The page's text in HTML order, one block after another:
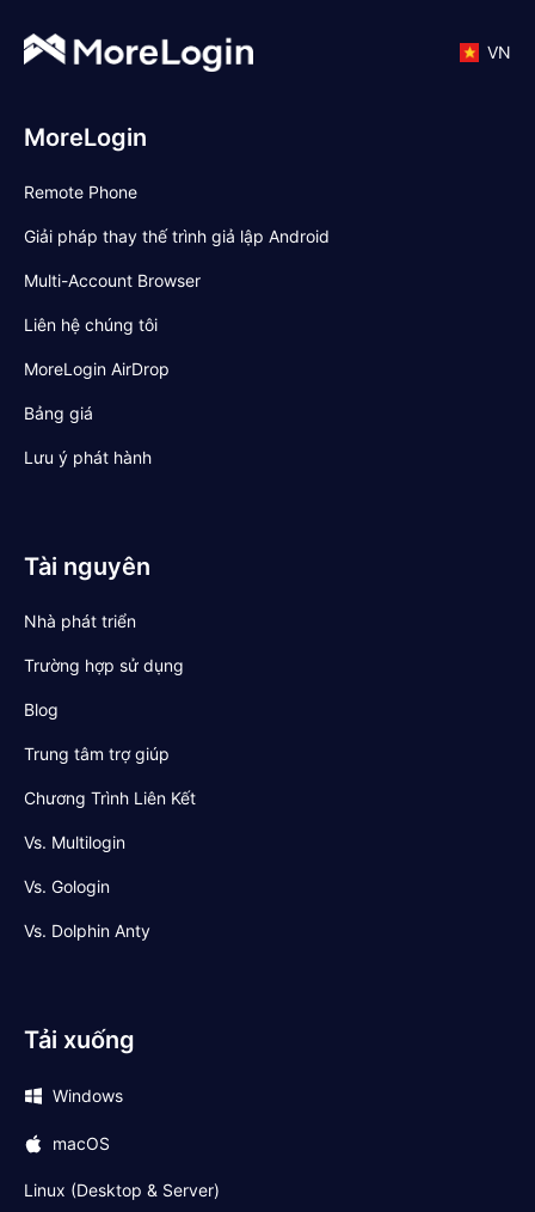
VN
MoreLogin
Remote Phone
Giải pháp thay thế trình giả lập Android
Multi-Account Browser
Liên hệ chúng tôi
MoreLogin AirDrop
Bảng giá
Lưu ý phát hành
Tài nguyên
Nhà phát triển
Trường hợp sử dụng
Blog
Trung tâm trợ giúp
Chương Trình Liên Kết
Vs. Multilogin
Vs. Gologin
Vs. Dolphin Anty
Tải xuống
Windows
macOS
Linux (Desktop & Server)